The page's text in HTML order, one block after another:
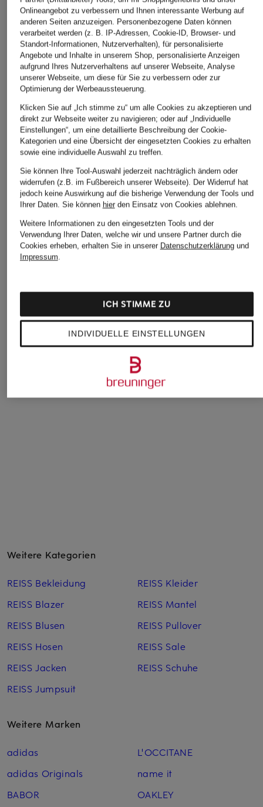
Vanzetti
BOSS
Ledergürtel NARSI
60 €
BY MALENE
Weitere Kategorien
REISS Bekleidung
REISS Blazer
REISS Blusen
REISS Hosen
REISS Jacken
REISS Jumpsuit
REISS Kleider
REISS Mantel
REISS Pullover
REISS Sale
REISS Schuhe
Weitere Marken
adidas
adidas Originals
BABOR
L'OCCITANE
name it
OAKLEY
Onlineangebot zu verbessern und Ihnen interessante Werbung auf
anderen Seiten anzuzeigen. Personenbezogene Daten können
verarbeitet werden (z. B. IP-Adressen, Cookie-ID, Browser- und
Standort-Informationen, Nutzerverhalten), für personalisierte
Angebote und Inhalte in unserem Shop, personalisierte Anzeigen
aufgrund Ihres Nutzerverhaltens auf unserer Webseite, Analyse
unserer Webseite, um diese für Sie zu verbessern oder zur
Optimierung der Werbeaussteuerung.
Klicken Sie auf „Ich stimme zu“ um alle Cookies zu akzeptieren und
direkt zur Webseite weiter zu navigieren; oder auf „Individuelle
Einstellungen“, um eine detaillierte Beschreibung der Cookie-
Kategorien und eine Übersicht der eingesetzten Cookies zu erhalten
sowie eine individuelle Auswahl zu treffen.
Sie können Ihre Tool-Auswahl jederzeit nachträglich ändern oder
widerrufen (z.B. im Fußbereich unserer Webseite). Der Widerruf hat
jedoch keine Auswirkung auf die bisherige Verwendung der Tools und
Ihrer Daten. Sie können hierden Einsatz von Cookies ablehnen.
Weitere Informationen zu den eingesetzten Tools und der
Verwendung Ihrer Daten, welche wir und unsere Partner durch die
Cookies erheben, erhalten Sie in unserer Datenschutzerklärungund
Impressum.
INDIVIDUELLE EINSTELLUNGEN
ICH STIMME ZU